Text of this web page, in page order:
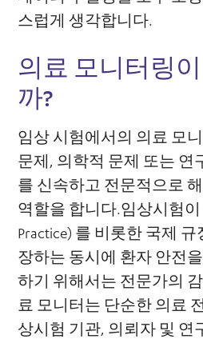
스럽게 생각합니다.
의료 모니터링
까?
임상 시험에서의 의료 모
문제, 의학적 문제 또는 연
를 신속하고 전문적으로
역할을 합니다.임상시험이
Practice) 를 비롯한 국제
장하는 동시에 환자 안전
하기 위해서는 전문가의
료 모니터는 단순한 의료
상시험 기관, 의뢰자 및 연